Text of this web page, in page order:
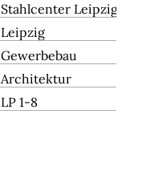
Stahlcenter Leipzig
Leipzig
Gewerbebau
Architektur
LP 1-8